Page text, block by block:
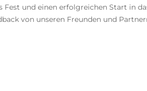
und einen erfolgreichen Start in
von unseren Freunden und